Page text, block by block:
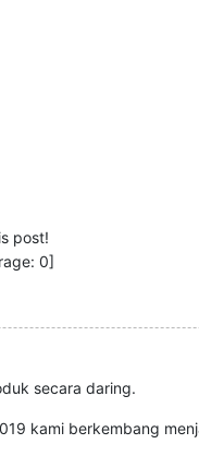
post!
0]
secara daring.
kami berkembang